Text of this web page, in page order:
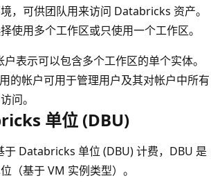
，可供团队用来访问 Databricks 资产。
使用多个工作区或只使用一个工作区。
表示可以包含多个工作区的单个实体。
的帐户可用于管理用户及其对帐户中所有
问。
单位 (DBU)
Databricks 单位 (DBU) 计费，DBU 是
（基于 VM 实例类型）。